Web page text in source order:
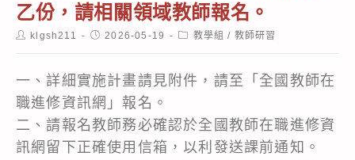
乙份，請相關領域教師報名。
Postklgsh211
Post2026-05-19
Post教學組 / 教師研習
一、詳細實施計畫請見附件，請至「全國教師在
職進修資訊網」報名。
二、請報名教師務必確認於全國教師在職進修資
訊網留下正確使用信箱，以利發送課前通知。